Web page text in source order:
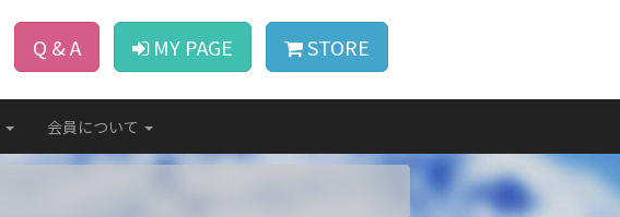
Q & A MY PAGE STORE
会員について